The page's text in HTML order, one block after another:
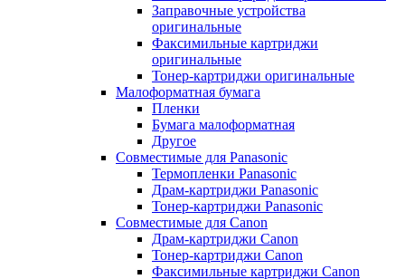
Заправочные устройства
оригинальные
Факсимильные картриджи
оригинальные
Тонер-картриджи оригинальные
Малоформатная бумага
Пленки
Бумага малоформатная
Другое
Совместимые для Panasonic
Термопленки Panasonic
Драм-картриджи Panasonic
Тонер-картриджи Panasonic
Совместимые для Canon
Драм-картриджи Canon
Тонер-картриджи Canon
Факсимильные картриджи Canon